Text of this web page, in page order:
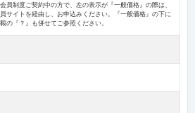
員制度ご契約中の方で、左の表示が『一般価格』の際は、
サイトを経由し、お申込みください。『一般価格』の下に
の『？』も併せてご参照ください。